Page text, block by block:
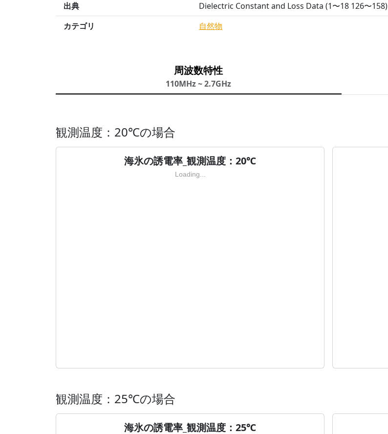
出典
Dielectric Constant and Loss Data (1〜18 126〜158)
カテゴリ
自然物
周波数特性
110MHz ~ 2.7GHz
観測温度：20℃の場合
海氷の誘電率_観測温度：20℃
Loading...
観測温度：25℃の場合
海氷の誘電率_観測温度：25℃